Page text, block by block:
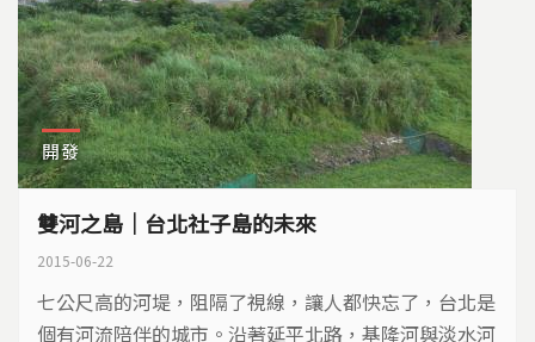
開發
雙河之島｜台北社子島的未來
2015-06-22
七公尺高的河堤，阻隔了視線，讓人都快忘了，台北是
個有河流陪伴的城市。沿著延平北路，基隆河與淡水河